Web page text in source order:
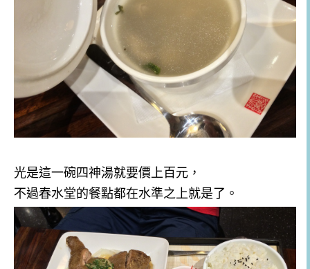
光是這一碗四神湯就要價上百元，
不過春水堂的餐點都在水準之上就是了。